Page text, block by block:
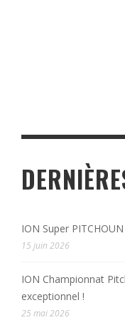
ION Super
15 juin 2026
ION Championnat
exceptionnel !
25 mai 2026